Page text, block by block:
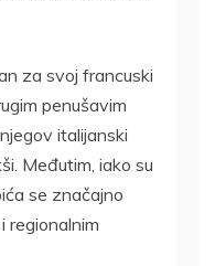
za svoj francuski
penušavim
italijanski
Međutim, iako su
se značajno
regionalnim